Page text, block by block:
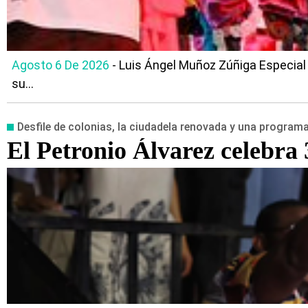
Agosto 6 De 2026 - Luis Ángel Muñoz Zúñiga
su...
Desfile de colonias, la ciudadela renovada y una
El Petronio Álvarez celebra